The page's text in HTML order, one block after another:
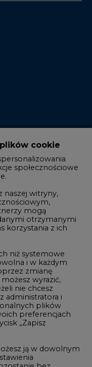
cookie
społecznościowe
naszej witryny,
mogą
otrzymanymi
korzystania z ich
niż systemowe
i w każdym
zmianę
wyrazić,
nie chcesz
administratora i
plików
preferencjach
„Zapisz
ją w dowolnym